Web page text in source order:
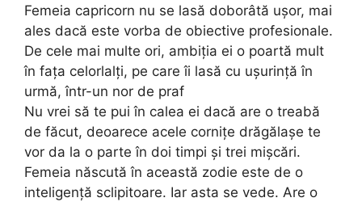
Femeia capricorn nu se lasă doborâtă ușor, mai
ales dacă este vorba de obiective profesionale.
De cele mai multe ori, ambiția ei o poartă mult
în fața celorlalți, pe care îi lasă cu ușurință în
urmă, într-un nor de praf
Nu vrei să te pui în calea ei dacă are o treabă
de făcut, deoarece acele cornițe drăgălașe te
vor da la o parte în doi timpi și trei mișcări.
Femeia născută în această zodie este de o
inteligență sclipitoare. Iar asta se vede. Are o